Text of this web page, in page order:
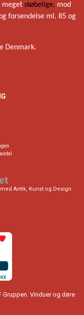
meget skøbelige, mod
forsendelse ml. 85 og
Denmark.
Antik, Kunst og Design
Gruppen. Vinduer og døre